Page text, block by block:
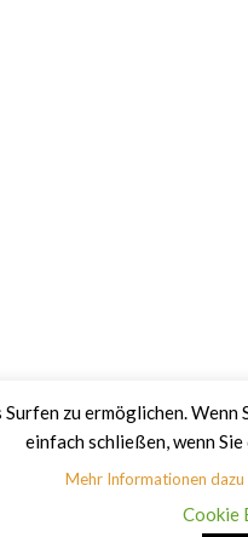
zu ermöglichen.
einfach schließen, wenn
Mehr Informationen
Cookie